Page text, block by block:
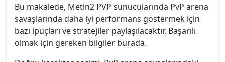
Bu makalede, Metin2 PVP sunucularında PvP arena
savaşlarında daha iyi performans göstermek için
bazı ipuçları ve stratejiler paylaşılacaktır. Başarılı
olmak için gereken bilgiler burada.